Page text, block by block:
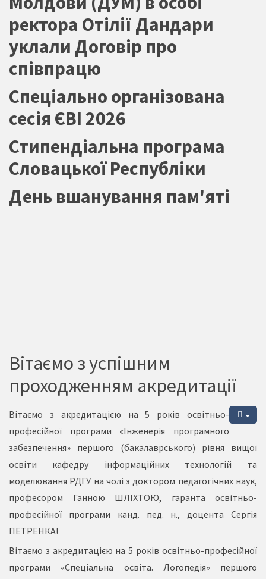
ректора Отілії Дандари
уклали Договір про
співпрацю
Спеціально організована
сесія ЄВІ 2026
Стипендіальна програма
Словацької Республіки
День вшанування пам'яті
Вітаємо з успішним
проходженням акредитації
Вітаємо з акредитацією на 5 років освітньо-
професійної програми «Інженерія програмного
забезпечення» першого (бакалаврського) рівня вищої
освіти кафедру інформаційних технологій та
моделювання РДГУ на чолі з доктором педагогічних наук,
професором Ганною ШЛІХТОЮ, гаранта освітньо-
професійної програми канд. пед. н., доцента Сергія
ПЕТРЕНКА!
Вітаємо з акредитацією на 5 років освітньо-професійної
програми «Спеціальна освіта. Логопедія» першого